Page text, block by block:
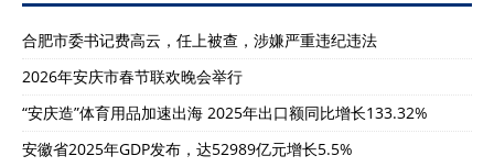
合肥市委书记费高云，任上被查，涉嫌严重违纪违法
2026年安庆市春节联欢晚会举行
“安庆造”体育用品加速出海 2025年出口额同比增长133.32%
安徽省2025年GDP发布，达52989亿元增长5.5%